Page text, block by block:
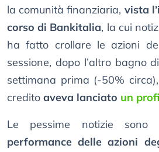
la comunità finanziaria, vista
corso di Bankitalia, la cui
ha fatto crollare le azioni
sessione, dopo l’altro bagno
settimana prima (-50%
credito aveva lanciato un
Le pessime notizie sono
performance delle azioni